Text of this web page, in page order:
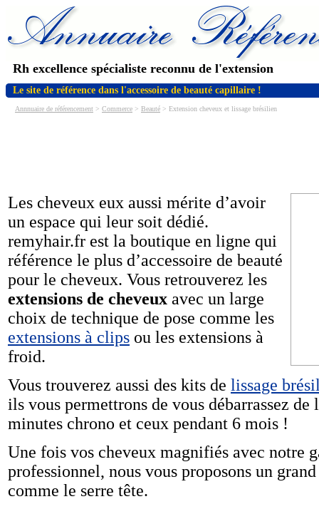
Rh excellence spécialiste reconnu de l'extension
Le site de référence dans l'accessoire de beauté capillaire !
Annnuaire de référencement > Commerce > Beauté > Extension cheveux et lissage brésilien
Les cheveux eux aussi mérite d’avoir
un espace qui leur soit dédié.
remyhair.fr est la boutique en ligne qui
référence le plus d’accessoire de beauté
pour le cheveux. Vous retrouverez les
extensions de cheveux avec un large
choix de technique de pose comme les
extensions à clips ou les extensions à
froid.
Vous trouverez aussi des kits de lissage
ils vous permettrons de vous débarrassez de
minutes chrono et ceux pendant 6 mois !
Une fois vos cheveux magnifiés avec notre
professionnel, nous vous proposons un
comme le serre tête.